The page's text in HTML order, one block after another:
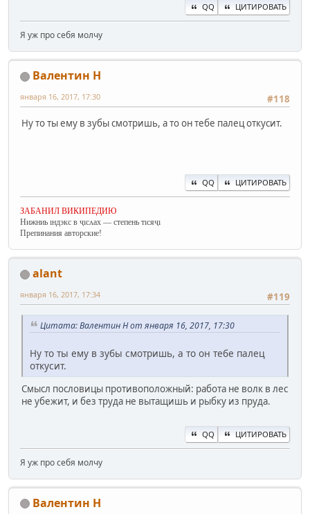
QQ ЦИТИРОВАТЬ
Я уж про себя молчу
Валентин Н
#118
января 16, 2017, 17:30
Ну то ты ему в зубы смотришь, а то он тебе палец откусит.
QQ ЦИТИРОВАТЬ
ЗАБАНИЛ ВИКИПЕДИЮ
Нижниь ıндэкс в ҷıсʌах — степень тıсяҷı
Препинания авторские!
alant
#119
января 16, 2017, 17:34
Цитата: Валентин Н от января 16, 2017, 17:30
Ну то ты ему в зубы смотришь, а то он тебе палец
откусит.
Смысл пословицы противоположный: работа не волк в лес
не убежит, и без труда не вытащишь и рыбку из пруда.
QQ ЦИТИРОВАТЬ
Я уж про себя молчу
Валентин Н